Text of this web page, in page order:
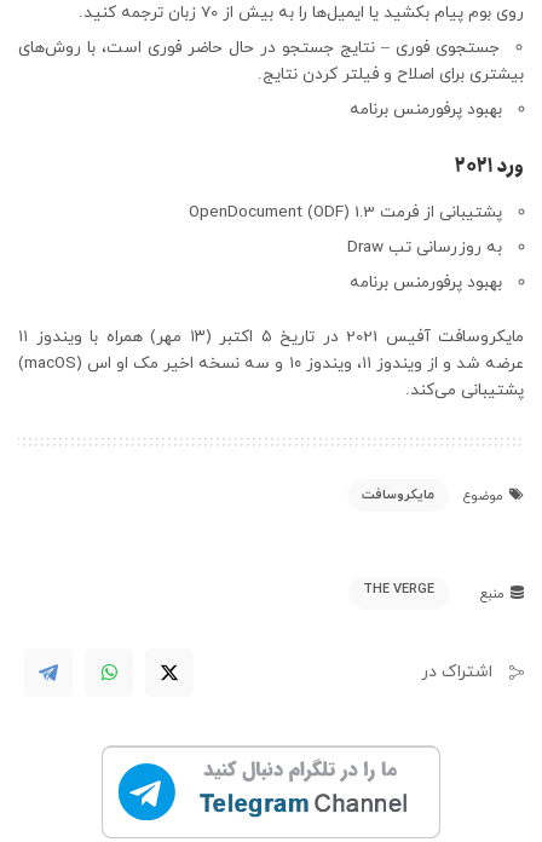
روی بوم پیام بکشید یا ایمیل‌ها را به بیش از 70 زبان ترجمه کنید.
جستجوی فوری – نتایج جستجو در حال حاضر فوری است، با روش‌های
بیشتری برای اصلاح و فیلتر کردن نتایج.
بهبود پرفورمنس برنامه
ورد ۲۰۲۱
پشتیبانی از فرمت OpenDocument (ODF) 1.3
به روزرسانی تب Draw
بهبود پرفورمنس برنامه
مایکروسافت آفیس 2021 در تاریخ ۵ اکتبر (۱۳ مهر) همراه با ویندوز ۱۱
عرضه شد و از ویندوز ۱۱، ویندوز ۱۰ و سه نسخه اخیر مک او اس (macOS)
پشتیبانی می‌کند.
موضوع مایکروسافت
منبع THE VERGE
اشتراک در